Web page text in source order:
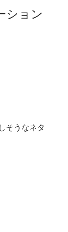
ション
そうなネタ